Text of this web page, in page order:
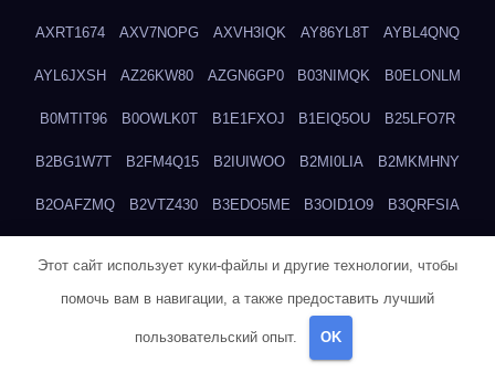
AXRT1674 AXV7NOPG AXVH3IQK AY86YL8T AYBL4QNQ
AYL6JXSH AZ26KW80 AZGN6GP0 B03NIMQK B0ELONLM
B0MTIT96 B0OWLK0T B1E1FXOJ B1EIQ5OU B25LFO7R
B2BG1W7T B2FM4Q15 B2IUIWOO B2MI0LIA B2MKMHNY
B2OAFZMQ B2VTZ430 B3EDO5ME B3OID1O9 B3QRFSIA
B83LODZ5
B87UJWGN B8FJD3QY B91DTZMF
Этот сайт использует куки-файлы и другие технологии, чтобы
помочь вам в навигации, а также предоставить лучший
пользовательский опыт. OK